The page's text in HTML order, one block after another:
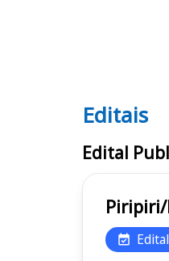
Editais
Editais
Edital